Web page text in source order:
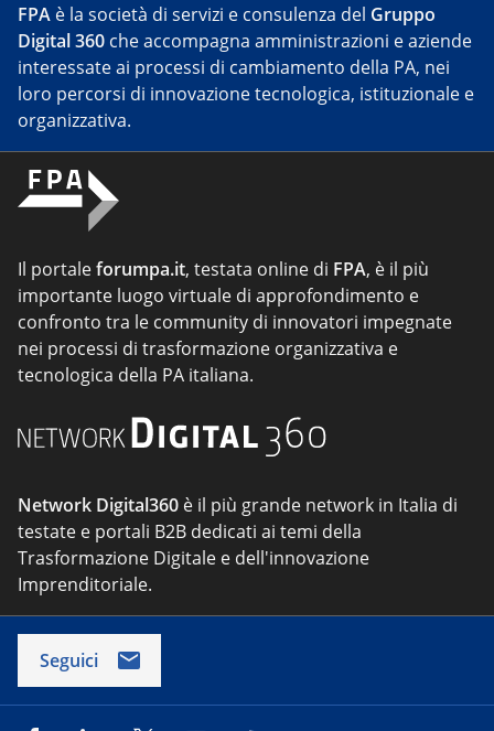
FPA è la società di servizi e consulenza del Gruppo
Digital 360 che accompagna amministrazioni e aziende
interessate ai processi di cambiamento della PA, nei
loro percorsi di innovazione tecnologica, istituzionale e
organizzativa.
Il portaleforumpa.it, testata online di FPA, è il più
importante luogo virtuale di approfondimento e
confronto tra le community di innovatori impegnate
nei processi di trasformazione organizzativa e
tecnologica della PA italiana.
Network Digital360 è il più grande network in Italia di
testate e portali B2B dedicati ai temi della
Trasformazione Digitale e dell'innovazione
Imprenditoriale.
Seguici